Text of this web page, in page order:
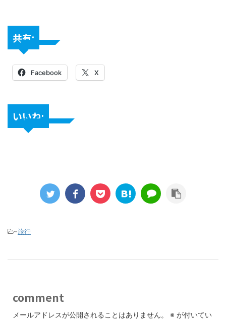
共有:
Facebook X
いいね:
-旅行
comment
メールアドレスが公開されることはありません。 ※ が付いてい